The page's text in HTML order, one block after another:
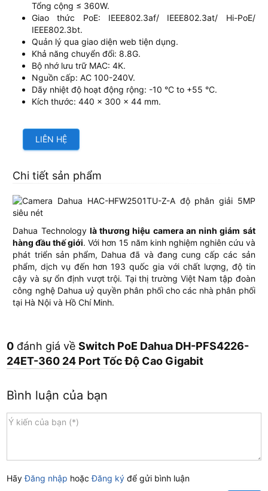
Tổng cộng ≤ 360W.
Giao thức PoE: IEEE802.3af/ IEEE802.3at/ Hi-PoE/
IEEE802.3bt.
Quản lý qua giao diện web tiện dụng.
Khả năng chuyển đổi: 8.8G.
Bộ nhớ lưu trữ MAC: 4K.
Nguồn cấp: AC 100-240V.
Dãy nhiệt độ hoạt động rộng: -10 °C to +55 °C.
Kích thước: 440 × 300 × 44 mm.
LIÊN HỆ
Chi tiết sản phẩm
Dahua Technology là thương hiệu camera an ninh giám sát
hàng đầu thế giới. Với hơn 15 năm kinh nghiệm nghiên cứu và
phát triển sản phẩm, Dahua đã và đang cung cấp các sản
phẩm, dịch vụ đến hơn 193 quốc gia với chất lượng, độ tin
cậy và sự ổn định vượt trội. Tại thị trường Việt Nam tập đoàn
công nghệ Dahua uỷ quyền phân phối cho các nhà phân phối
tại Hà Nội và Hồ Chí Minh.
0 đánh giá vềSwitch PoE Dahua DH-PFS4226-
24ET-360 24 Port Tốc Độ Cao Gigabit
Bình luận của bạn
HãyĐăng nhập hoặcĐăng ký để gửi bình luận